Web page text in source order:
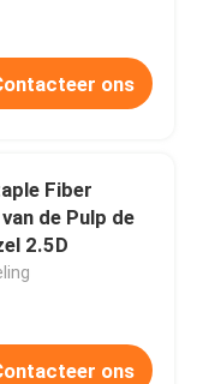
ons
Fiber
de Pulp de
2.5D
ons